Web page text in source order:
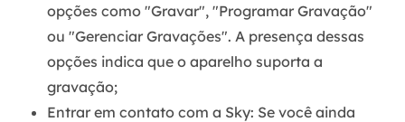
opções como "Gravar", "Programar Gravação"
ou "Gerenciar Gravações". A presença dessas
opções indica que o aparelho suporta a
gravação;
Entrar em contato com a Sky: Se você ainda